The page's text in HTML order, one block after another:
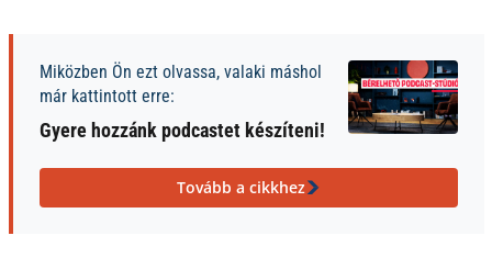
Miközben Ön ezt olvassa, valaki máshol
már kattintott erre:
Gyere hozzánk podcastet készíteni!
Tovább a cikkhez